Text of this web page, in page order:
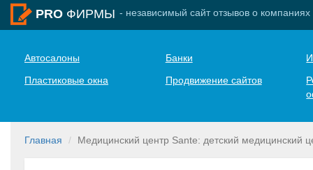
PRO ФИРМЫ - независимый сайт отзывов о компаниях
Автосалоны Банки
Пластиковые окна
Продвижение сайтов
Главная Медицинский центр Sante: детский медицинский